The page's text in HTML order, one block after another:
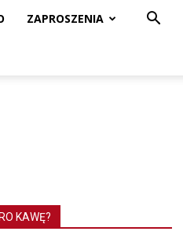
ZAPROSZENIA
KAWĘ?